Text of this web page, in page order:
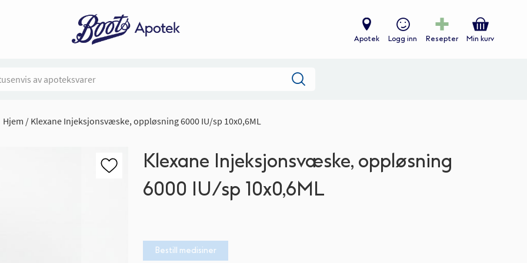
Apotek Logg inn Resepter Min kurv
Hjem Klexane Injeksjonsvæske, oppløsning 6000 IU/sp 10x0,6ML
Klexane Injeksjonsvæske, oppløsning
6000 IU/sp 10x0,6ML
Bestill medisiner